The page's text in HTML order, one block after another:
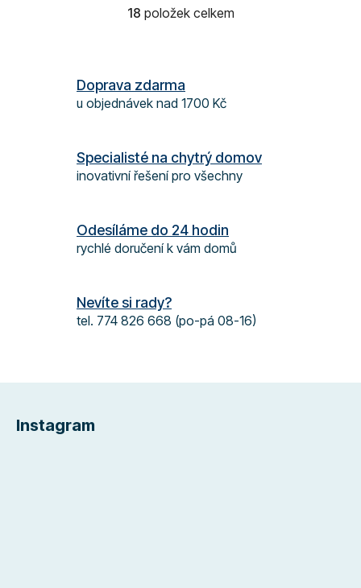
hvězdiček.
O
d
a
p
r
y
v
s
18 položek celkem
Doprava zdarma
u objednávek nad 1700 Kč
Specialisté na chytrý domov
inovativní řešení pro všechny
Odesíláme do 24 hodin
rychlé doručení k vám domů
Nevíte si rady?
tel. 774 826 668 (po-pá 08-16)
Instagram